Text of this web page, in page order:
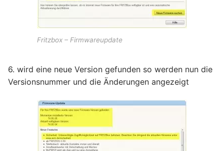
Fritzbox – Firmwareupdate
6. wird eine neue Version gefunden so werden nun die
Versionsnummer und die Änderungen angezeigt